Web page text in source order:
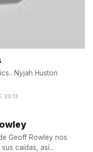
Nyjah Huston
2013
Geoff Rowley nos
caídas, así...